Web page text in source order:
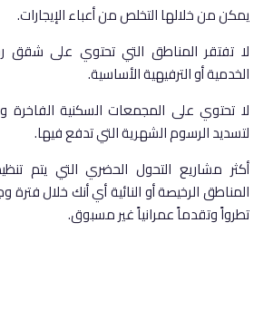
يمكن من خلالها التخلص من أعباء الإيجارات.
لا تفتقر المناطق التي تحتوي على شقق
الخدمية أو الترفيهية الأساسية.
لا تحتوي على المجمعات السكنية الفاخرة
لتسديد الرسوم الشهرية التي تدفع فيها.
أكثر مشاريع التحول الحضري التي يتم
المناطق الرخيصة أو النائية أي أنك خلال
تطرواً وتقدماً عمرانياً غير مسبوق.